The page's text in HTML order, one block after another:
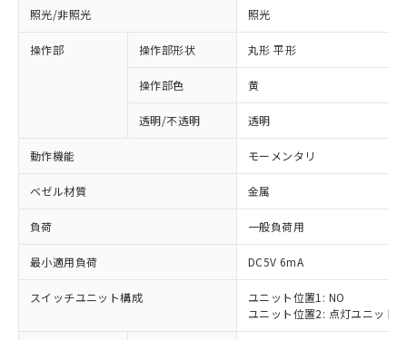
照光/非照光 照光
操作部 操作部形状 丸形 平形
操作部色 黄
透明/不透明 透明
動作機能 モーメンタリ
ベゼル材質 金属
負荷 一般負荷用
最小適用負荷 DC5V 6mA
スイッチユニット構成
ユニット位置1: NO
ユニット位置2: 点灯ユニット